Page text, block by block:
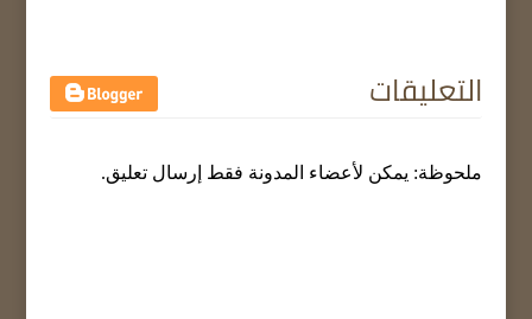
التعليقات
ملحوظة: يمكن لأعضاء المدونة فقط إرسال تعليق.